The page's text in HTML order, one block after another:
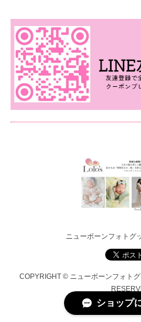
ニューボーンフォト
COPYRIGHT © ニューボーンフォト
ショップ